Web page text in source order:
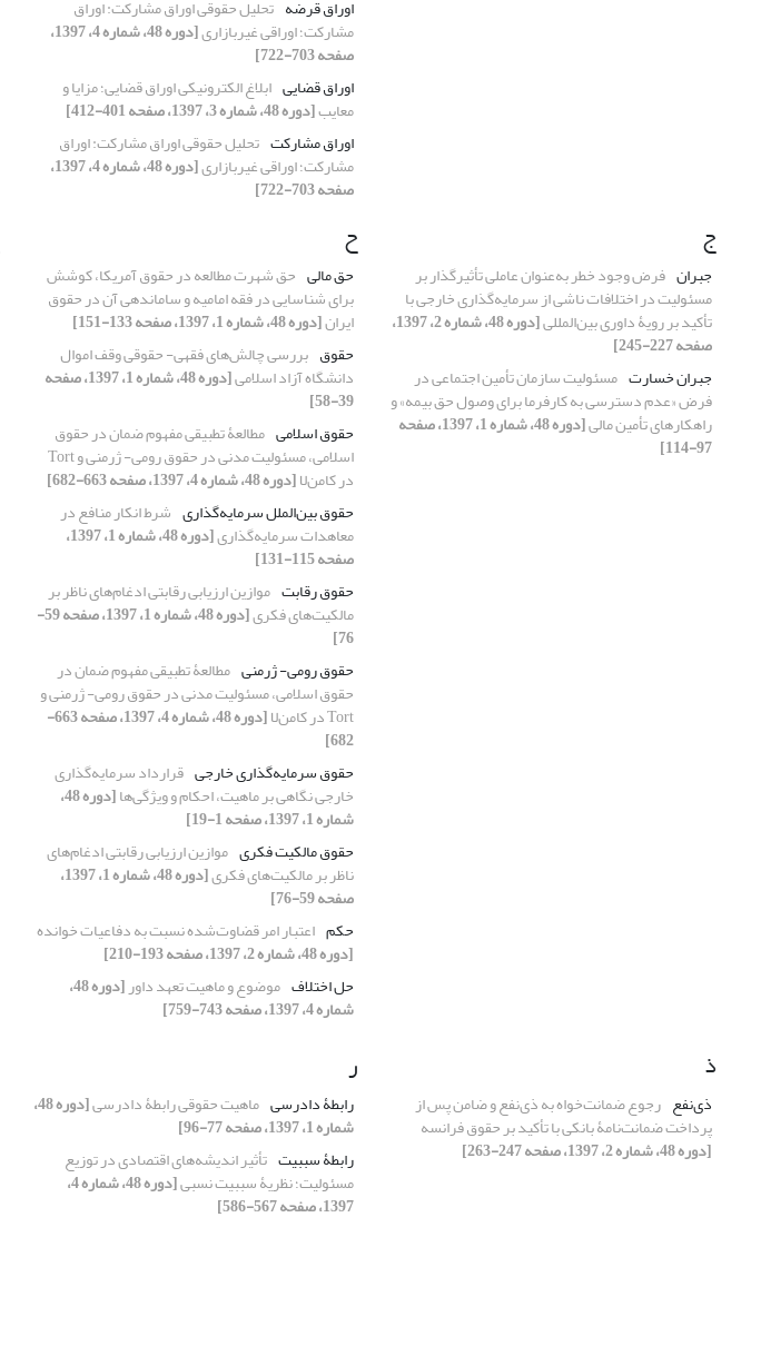
اوراق قرضه تحلیل حقوقی اوراق مشارکت: اوراق
مشارکت؛ اوراقی غیربازاری [دوره 48، شماره 4، 1397،
صفحه 703-722]
اوراق قضایی ابلاغ الکترونیکی اوراق قضایی؛ مزایا و
معایب[دوره 48، شماره 3، 1397، صفحه 401-412]
اوراق مشارکت تحلیل حقوقی اوراق مشارکت: اوراق
مشارکت؛ اوراقی غیربازاری [دوره 48، شماره 4، 1397،
صفحه 703-722]
ج
جبران فرض وجود خطر به‌عنوان عاملی تأثیرگذار بر
مسئولیت در اختلافات ناشی از سرمایه‌گذاری خارجی با
تأکید بر رویۀ داوری بین‌المللی [دوره 48، شماره 2، 1397،
صفحه 227-245]
جبران خسارت مسئولیت سازمان تأمین اجتماعی در
فرض «عدم دسترسی به کارفرما برای وصول حق بیمه» و
راهکارهای تأمین مالی [دوره 48، شماره 1، 1397، صفحه
97-114]
ح
حق مالی حق شهرت مطالعه در حقوق آمریکا، کوشش
برای شناسایی در فقه امامیه و ساماندهی آن در حقوق
ایران[دوره 48، شماره 1، 1397، صفحه 133-151]
حقوق بررسی چالش‌های فقهی- حقوقی وقف اموال
دانشگاه آزاد اسلامی [دوره 48، شماره 1، 1397، صفحه
39-58]
حقوق اسلامی مطالعۀ تطبیقی مفهوم ضمان در حقوق
اسلامی، مسئولیت مدنی در حقوق رومی- ژرمنی و Tort
در کامن‌لا[دوره 48، شماره 4، 1397، صفحه 663-682]
حقوق بین‌الملل سرمایه‌گذاری شرط انکار منافع در
معاهدات سرمایه‌گذاری [دوره 48، شماره 1، 1397،
صفحه 115-131]
حقوق رقابت موازین ارزیابی رقابتی ادغام‌های ناظر بر
مالکیت‌های فکری [دوره 48، شماره 1، 1397، صفحه 59-
76]
حقوق رومی- ژرمنی مطالعۀ تطبیقی مفهوم ضمان در
حقوق اسلامی، مسئولیت مدنی در حقوق رومی- ژرمنی و
Tort در کامن‌لا [دوره 48، شماره 4، 1397، صفحه 663-
682]
حقوق سرمایه‌گذاری خارجی قرارداد سرمایه‌گذاری
خارجی نگاهی بر ماهیت، احکام و ویژگی‌ها [دوره 48،
شماره 1، 1397، صفحه 1-19]
حقوق مالکیت فکری موازین ارزیابی رقابتی ادغام‌های
ناظر بر مالکیت‌های فکری [دوره 48، شماره 1، 1397،
صفحه 59-76]
حکم اعتبار امر قضاوت‌شده نسبت به دفاعیات خوانده
[دوره 48، شماره 2، 1397، صفحه 193-210]
حل اختلاف موضوع و ماهیت تعهد داور [دوره 48،
شماره 4، 1397، صفحه 743-759]
ذ
ذی‌نفع رجوع ضمانت‌خواه به ذی‌نفع و ضامن پس از
پرداخت ضمانت‌نامۀ بانکی با تأکید بر حقوق فرانسه
[دوره 48، شماره 2، 1397، صفحه 247-263]
ر
رابطۀ دادرسی ماهیت حقوقی رابطۀ دادرسی [دوره 48،
شماره 1، 1397، صفحه 77-96]
رابطۀ سببیت تأثیر اندیشه‌های اقتصادی در توزیع
مسئولیت؛ نظریۀ سببیت نسبی [دوره 48، شماره 4،
1397، صفحه 567-586]